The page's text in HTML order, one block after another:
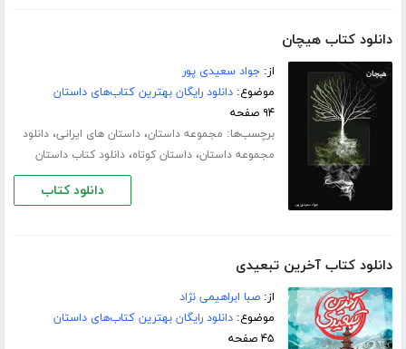
دانلود کتاب هیچان
از:جواد سعیدی پور
موضوع:دانلود رایگان بهترین کتاب‌های داستان
۹۴ صفحه
برچسب‌ها: مجموعه داستان،داستان های ایرانی،دانلود
مجموعه داستان،داستان کوتاه،دانلود کتاب داستان
دانلود کتاب
دانلود کتاب آخرین تبعیدی
از:صبا ابراهیمی نژاد
موضوع:دانلود رایگان بهترین کتاب‌های داستان
۴۵ صفحه